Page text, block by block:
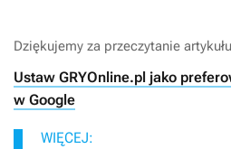
Dziękujemy za przeczytanie
Ustaw GRYOnline.pl jako
w Google
WIĘCEJ: